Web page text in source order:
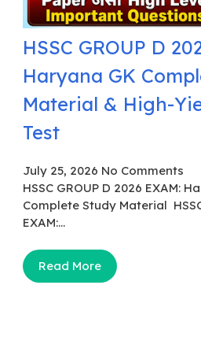
HSSC GROUP D
Haryana GK
Material & High-
Test
July 25, 2026 No Comments
HSSC GROUP D 2026 EXAM:
Complete Study Material
EXAM:...
Read More